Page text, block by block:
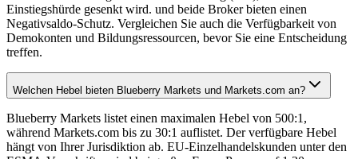
Einstiegshürde gesenkt wird. und beide Broker bieten einen
Negativsaldo-Schutz. Vergleichen Sie auch die Verfügbarkeit von
Demokonten und Bildungsressourcen, bevor Sie eine Entscheidung
treffen.
Welchen Hebel bieten Blueberry Markets und Markets.com an?
Blueberry Markets listet einen maximalen Hebel von 500:1,
während Markets.com bis zu 30:1 auflistet. Der verfügbare Hebel
hängt von Ihrer Jurisdiktion ab. EU-Einzelhandelskunden unter den